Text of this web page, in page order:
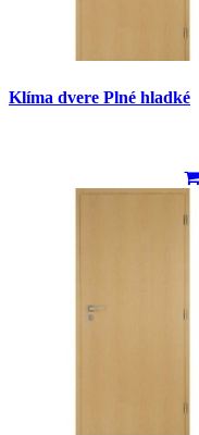
Klíma dvere Plné hladké